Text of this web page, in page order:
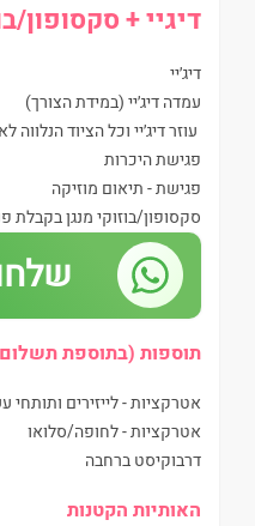
דיגיי + סקסופון/
דיג׳יי
עמדה דיג׳יי (במידת הצורך)
עוזר דיג׳יי וכל הציוד הנלווה
פגישת היכרות
פגישת - תיאום מוזיקה
סקסופון/בוזוקי מנגן בקבלת
תוספות (בתוספת
אטרקציות - לייזירים ותותחי
אטרקציות - לחופה/סלואו
דרבוקיסט ברחבה
האותיות הקטנות